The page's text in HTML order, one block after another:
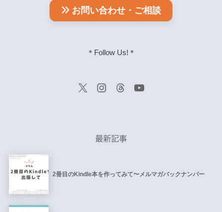
お問い合わせ・ご相談
＊Follow Us!＊
最新記事
2冊目のKindle本を作ってみて〜メルマガバックナンバー